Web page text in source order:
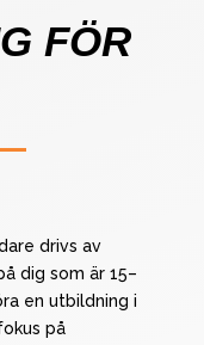
FÖR
drivs av
dig som är 15–
en utbildning i
på